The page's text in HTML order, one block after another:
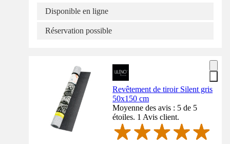
Disponible en ligne
Réservation possible
Revêtement de tiroir Silent gris
50x150 cm
Moyenne des avis : 5 de 5
étoiles. 1 Avis client.